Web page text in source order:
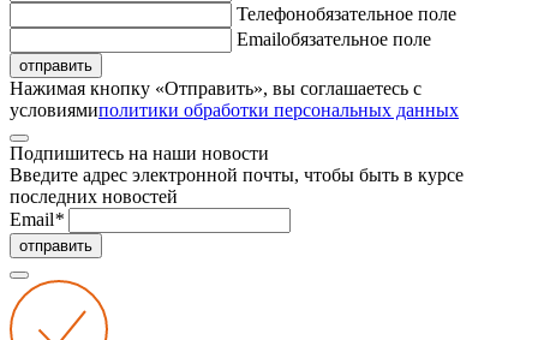
Телефонобязательное поле
Emailобязательное поле
отправить
Нажимая кнопку «Отправить», вы соглашаетесь с
условиямиполитики обработки персональных данных
Подпишитесь на наши новости
Введите адрес электронной почты, чтобы быть в курсе
последних новостей
Email*
отправить